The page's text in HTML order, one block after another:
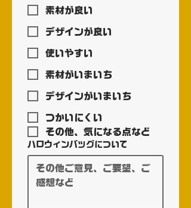
素材が良い
デザインが良い
使いやすい
素材がいまいち
デザインがいまいち
つかいにくい
その他、気になる点など
ハロウィンバッグについて